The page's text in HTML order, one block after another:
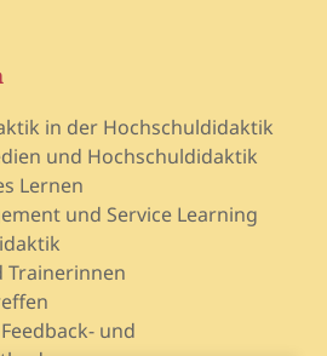
in der Hochschuldidaktik
und Hochschuldidaktik
Lernen
und Service Learning
Trainerinnen
und